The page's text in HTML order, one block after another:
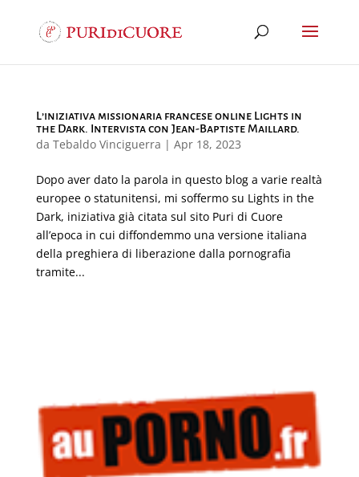
L’iniziativa missionaria francese online Lights in
the Dark. Intervista con Jean-Baptiste Maillard.
da Tebaldo Vinciguerra | Apr 18, 2023
Dopo aver dato la parola in questo blog a varie realtà
europee o statunitensi, mi soffermo su Lights in the
Dark, iniziativa già citata sul sito Puri di Cuore
all’epoca in cui diffondemmo una versione italiana
della preghiera di liberazione dalla pornografia
tramite...